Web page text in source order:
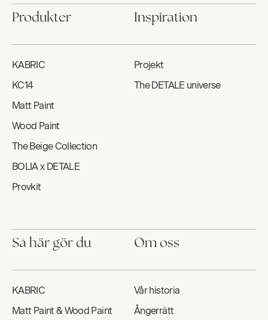
Produkter
KABRIC
KC14
Matt Paint
Wood Paint
The Beige Collection
BOLIA x DETALE
Provkit
Inspiration
Projekt
The DETALE universe
Så här gör du
KABRIC
Matt Paint & Wood Paint
Om oss
Vår historia
Ångerrätt